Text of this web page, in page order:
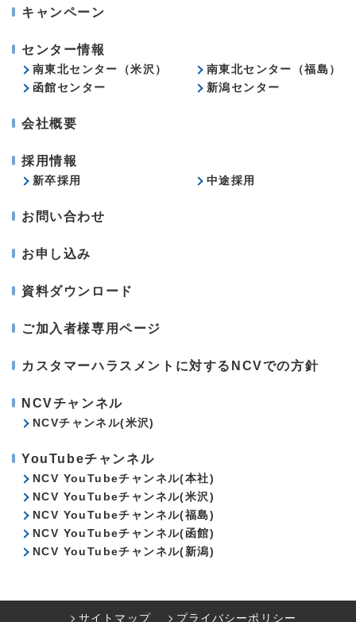
キャンペーン
センター情報
南東北センター（米沢）
南東北センター（福島）
函館センター
新潟センター
会社概要
採用情報
新卒採用 中途採用
お問い合わせ
お申し込み
資料ダウンロード
ご加入者様専用ページ
カスタマーハラスメントに対するNCVでの方針
NCVチャンネル
NCVチャンネル(米沢)
YouTubeチャンネル
NCV YouTubeチャンネル(本社)
NCV YouTubeチャンネル(米沢)
NCV YouTubeチャンネル(福島)
NCV YouTubeチャンネル(函館)
NCV YouTubeチャンネル(新潟)
サイトマップ プライバシーポリシー